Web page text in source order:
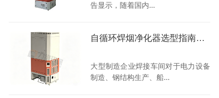
告显示，随着国内...
自循环焊烟净化器选型指南：高性价比
大型制造企业焊接车间对于电力设备
制造、钢结构生产、船...